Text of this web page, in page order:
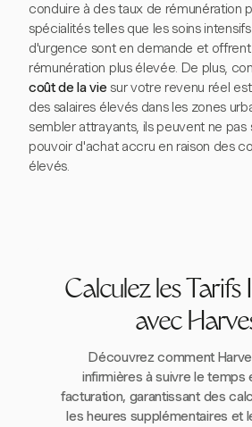
conduire à des taux de rémunération
spécialités telles que les soins
d'urgence sont en demande et
rémunération plus élevée. De plus,
coût de la viesur votre revenu réel
des salaires élevés dans les zones
sembler attrayants, ils peuvent ne pas
pouvoir d'achat accru en raison des
élevés.
Calculez les Tarifs
avec
Découvrez comment
infirmières à suivre le temps
facturation, garantissant des
les heures supplémentaires et